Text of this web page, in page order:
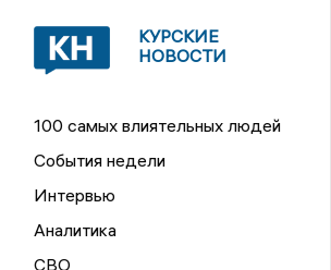
КУРСКИЕ
НОВОСТИ
100 самых влиятельных людей
События недели
Интервью
Аналитика
СВО